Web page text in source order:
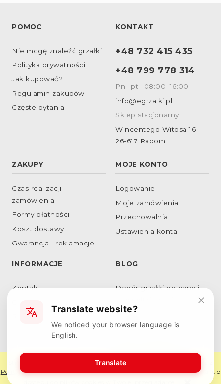
Strona korzysta z plików cookies w celu realizacji usług i zgodnie z
Polityką Plików Cookies. Możesz określić warunki przechowywania lub
POMOC
Nie mogę znaleźć grzałki
Polityka prywatności
Jak kupować?
Regulamin zakupów
Częste pytania
ZAKUPY
Czas realizacji
zamówienia
Formy płatności
Koszt dostawy
Gwarancja i reklamacje
MOJE KONTO
Logowanie
Moje zamówienia
Przechowalnia
Ustawienia konta
INFORMACJE
Kontakt
RODO
BLOG
Dobór grzałki do paneli
Podłączenie grzałek w
gwiazdę
powierzchniowego
KONTAKT
+48 732 415 435
+48 799 778 314
Pn.–pt.: 08:00–16:00
info@egrzalki.pl
Sklep stacjonarny:
Wincentego Witosa 16
26-617 Radom
Translate website?
We noticed your browser language is
English.
Translate